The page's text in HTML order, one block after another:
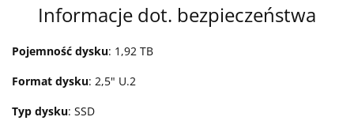
Informacje dot. bezpieczeństwa
Pojemność dysku: 1,92 TB
Format dysku: 2,5" U.2
Typ dysku: SSD